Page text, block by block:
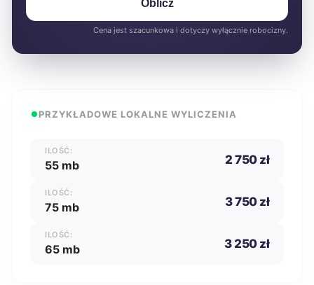
Oblicz
Cena jest szacunkowa i dotyczy wyłącznie robocizny.
PRZYKŁADOWE LOKALNE WYLICZENIA
ILOŚĆ:
55 mb 2 750 zł
ILOŚĆ:
75 mb 3 750 zł
ILOŚĆ:
65 mb 3 250 zł